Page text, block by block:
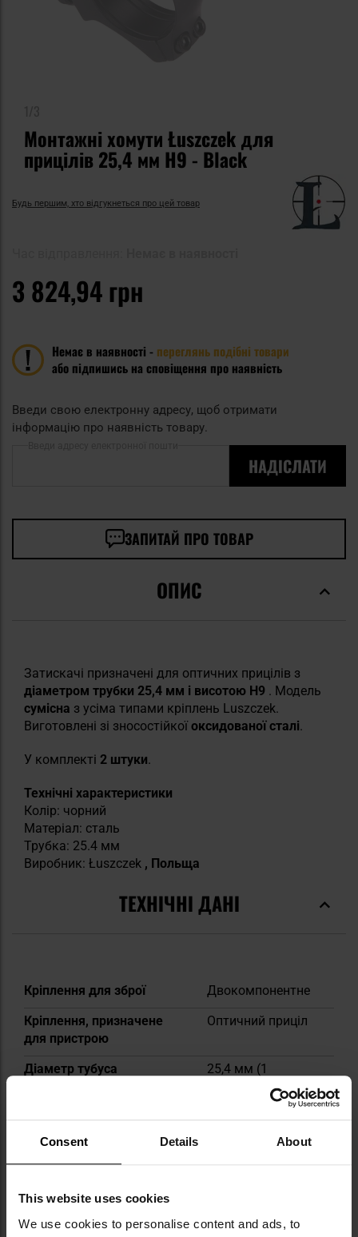
Consent Details About
This website uses cookies
We use cookies to personalise content and ads, to
Монтажні хомути Łuszczek для
прицілів 25,4 мм H9 - Black
Будь першим, хто відгукнеться про цей товар
3 824,94 грн
Немає в наявності - переглянь подібні товари
або підпишись на сповіщення про наявність
Введи свою електронну адресу, щоб отримати
інформацію про наявність товару.
НАДІСЛАТИ
ЗАПИТАЙ ПРО ТОВАР
ОПИС
Затискачі призначені для оптичних прицілів з
діаметром трубки 25,4 мм і висотою H9 . Модель
сумісна з усіма типами кріплень Luszczek.
Виготовлені зі зносостійкоїоксидованої сталі.
У комплекті 2 штуки.
Технічні характеристики
Колір: чорний
Матеріал: сталь
Трубка: 25.4 мм
Виробник: Łuszczek , Польща
ТЕХНІЧНІ ДАНІ
Докладніше
Кріплення для зброї
Двокомпонентне
Кріплення, призначене
для пристрою
Оптичний приціл
Діаметр тубуса
25,4 мм (1
Висота кріплення
Високий
EAN
4045197494047
ВІДГУКИ